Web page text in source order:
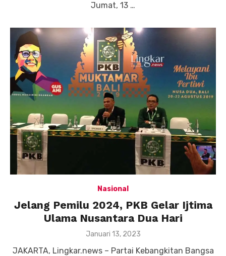
Jumat, 13 …
Nasional
Jelang Pemilu 2024, PKB Gelar Ijtima
Ulama Nusantara Dua Hari
Posted
Januari 13, 2023
JAKARTA, Lingkar.news – Partai Kebangkitan Bangsa